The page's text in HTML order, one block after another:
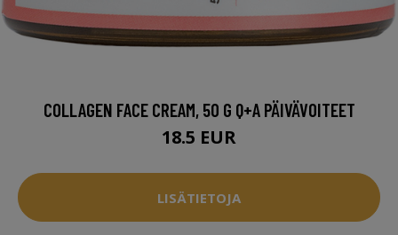
COLLAGEN FACE CREAM, 50 G Q+A PÄIVÄVOITEET
18.5 EUR
LISÄTIETOJA